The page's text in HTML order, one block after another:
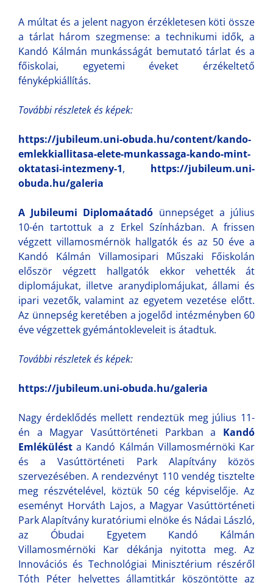
A múltat és a jelent nagyon érzékletesen köti össze
a tárlat három szegmense: a technikumi idők, a
Kandó Kálmán munkásságát bemutató tárlat és a
főiskolai, egyetemi éveket érzékeltető
fényképkiállítás.
További részletek és képek:
https://jubileum.uni-obuda.hu/content/kando-
emlekkiallitasa-elete-munkassaga-kando-mint-
oktatasi-intezmeny-1, https://jubileum.uni-
obuda.hu/galeria
A Jubileumi Diplomaátadó ünnepséget a július
10-én tartottuk a z Erkel Színházban. A frissen
végzett villamosmérnök hallgatók és az 50 éve a
Kandó Kálmán Villamosipari Műszaki Főiskolán
először végzett hallgatók ekkor vehették át
diplomájukat, illetve aranydiplomájukat, állami és
ipari vezetők, valamint az egyetem vezetése előtt.
Az ünnepség keretében a jogelőd intézményben 60
éve végzettek gyémántokleveleit is átadtuk.
További részletek és képek:
https://jubileum.uni-obuda.hu/galeria
Nagy érdeklődés mellett rendeztük meg július 11-
én a Magyar Vasúttörténeti Parkban a Kandó
Emlékülést a Kandó Kálmán Villamosmérnöki Kar
és a Vasúttörténeti Park Alapítvány közös
szervezésében. A rendezvényt 110 vendég tisztelte
meg részvételével, köztük 50 cég képviselője. Az
eseményt Horváth Lajos, a Magyar Vasúttörténeti
Park Alapítvány kuratóriumi elnöke és Nádai László,
az Óbudai Egyetem Kandó Kálmán
Villamosmérnöki Kar dékánja nyitotta meg. Az
Innovációs és Technológiai Minisztérium részéről
Tóth Péter helyettes államtitkár köszöntötte az